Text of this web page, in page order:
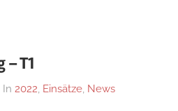
T1
Von
In 2022, Einsätze, News